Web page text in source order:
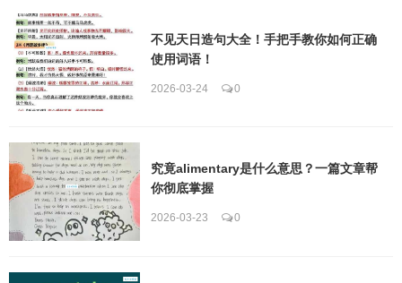
不见天日造句大全！手把手教你如何正确
使用词语！
2026-03-24 0
究竟alimentary是什么意思？一篇文章帮
你彻底掌握
2026-03-23 0